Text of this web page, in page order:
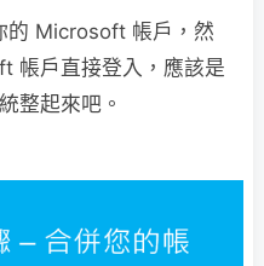
的 Microsoft 帳戶，然
帳戶直接登入，應該是
整起來吧。